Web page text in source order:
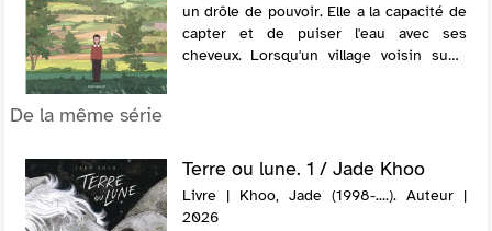
un drôle de pouvoir. Elle a la capacité de
capter et de puiser l'eau avec ses
cheveux. Lorsqu'un village voisin subit
De la même série
Terre ou lune. 1 / Jade Khoo
Livre | Khoo, Jade (1998-....). Auteur |
2026